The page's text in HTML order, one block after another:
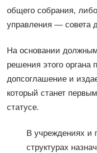
общего собрания,
управления — совета
На основании
решения этого органа
допсоглашение и
который станет
статусе.
В учреждениях и
структурах